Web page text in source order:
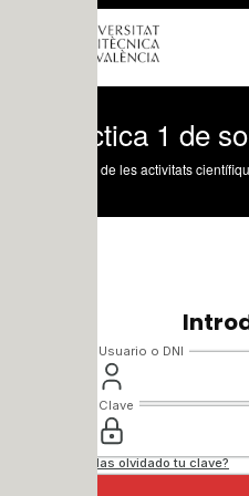
1 de sonido
les activitats científiques,